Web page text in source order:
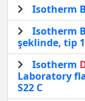
Isotherm
Isotherm
şeklinde, tip
Isotherm
Laboratory
S22 C